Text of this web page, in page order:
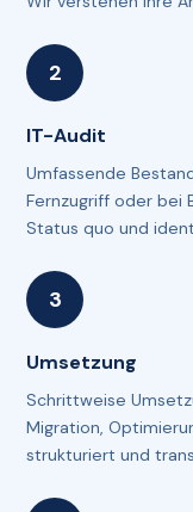
IT-Audit
Umfassende
Fernzugriff oder bei
Status quo und
Umsetzung
Schrittweise
Migration,
strukturiert und